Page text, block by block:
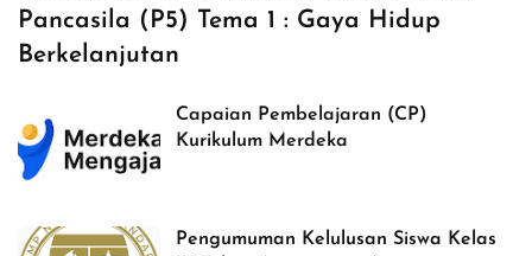
Pancasila (P5) Tema 1 : Gaya Hidup
Berkelanjutan
Capaian Pembelajaran (CP)
Kurikulum Merdeka
Pengumuman Kelulusan Siswa Kelas